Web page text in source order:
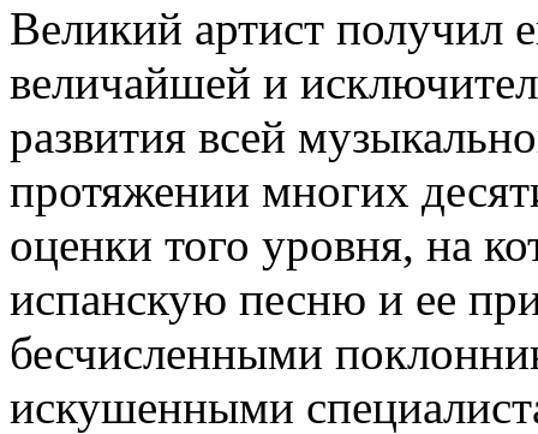
Великий артист получил
величайшей и
развития всей
протяжении многих
оценки того уровня, на
испанскую песню и ее
бесчисленными
искушенными